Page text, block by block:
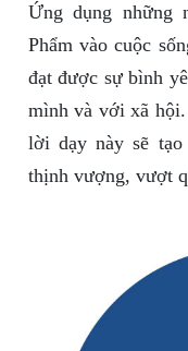
Ứng dụng những
Phẩm vào cuộc
đạt được sự bình
mình và với xã
lời dạy này sẽ tạo
thịnh vượng, vượt